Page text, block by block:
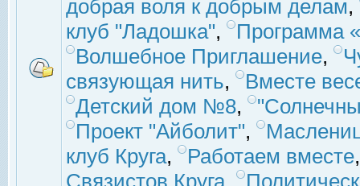
добрая воля к добрым делам,
клуб "Ладошка",
Программа
Волшебное Приглашение,
связующая нить,
Вместе
Детский дом №8,
Проект "Айболит",
клуб Круга, Работаем вместе
Связистов Круга,